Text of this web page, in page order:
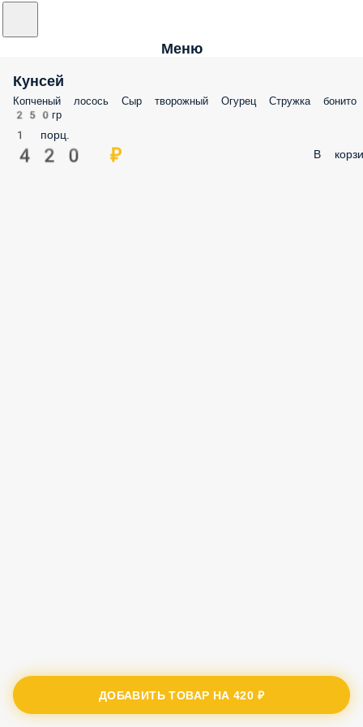
Меню
Кунсей
Копченый лосось Сыр творожный Огурец Стружка бонито
250гр
1 порц.
420 ₽ В
ДОБАВИТЬ ТОВАР НА420 ₽